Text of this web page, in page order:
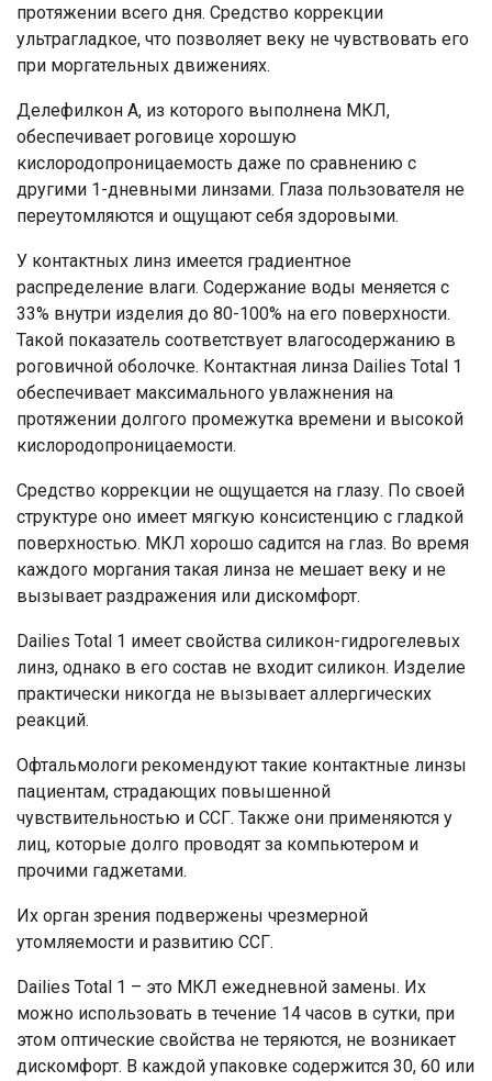
протяжении всего дня. Средство коррекции
ультрагладкое, что позволяет веку не чувствовать его
при моргательных движениях.
Делефилкон А, из которого выполнена МКЛ,
обеспечивает роговице хорошую
кислородопроницаемость даже по сравнению с
другими 1-дневными линзами. Глаза пользователя не
переутомляются и ощущают себя здоровыми.
У контактных линз имеется градиентное
распределение влаги. Содержание воды меняется с
33% внутри изделия до 80-100% на его поверхности.
Такой показатель соответствует влагосодержанию в
роговичной оболочке. Контактная линза Dailies Total 1
обеспечивает максимального увлажнения на
протяжении долгого промежутка времени и высокой
кислородопроницаемости.
Средство коррекции не ощущается на глазу. По своей
структуре оно имеет мягкую консистенцию с гладкой
поверхностью. МКЛ хорошо садится на глаз. Во время
каждого моргания такая линза не мешает веку и не
вызывает раздражения или дискомфорт.
Dailies Total 1 имеет свойства силикон-гидрогелевых
линз, однако в его состав не входит силикон. Изделие
практически никогда не вызывает аллергических
реакций.
Офтальмологи рекомендуют такие контактные линзы
пациентам, страдающих повышенной
чувствительностью и ССГ. Также они применяются у
лиц, которые долго проводят за компьютером и
прочими гаджетами.
Их орган зрения подвержены чрезмерной
утомляемости и развитию ССГ.
Dailies Total 1 – это МКЛ ежедневной замены. Их
можно использовать в течение 14 часов в сутки, при
этом оптические свойства не теряются, не возникает
дискомфорт. В каждой упаковке содержится 30, 60 или